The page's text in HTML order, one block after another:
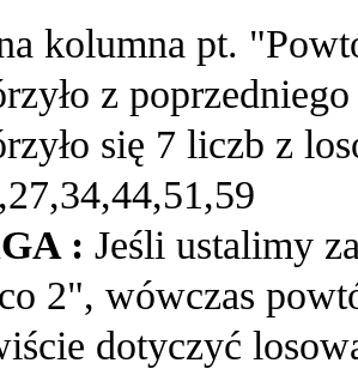
kolumna pt.
z
się 7 liczb z
: Jeśli ustalimy
2", wówczas
dotyczyć